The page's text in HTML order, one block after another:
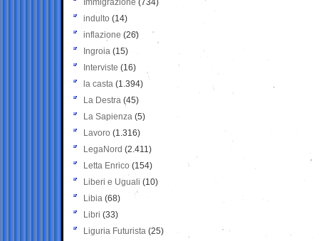
Immigrazione (734)
indulto (14)
inflazione (26)
Ingroia (15)
Interviste (16)
la casta (1.394)
La Destra (45)
La Sapienza (5)
Lavoro (1.316)
LegaNord (2.411)
Letta Enrico (154)
Liberi e Uguali (10)
Libia (68)
Libri (33)
Liguria Futurista (25)